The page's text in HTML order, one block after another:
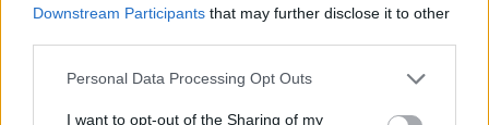
Downstream Participants that may further disclose it to other
Please note that this website/app uses one or more Google
not limited to your visit or usage behaviour. You may click to
Personal Data Processing Opt Outs
I want to opt-out of the Sharing of my